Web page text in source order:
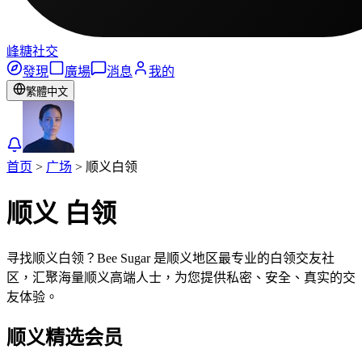
峰糖社交
發現
廣場 消息 我的
繁體中文
首页 > 广场 > 顺义 白领
顺义 白领
寻找顺义白领？Bee Sugar 是顺义地区最专业的白领交友社
区，汇聚海量顺义高端人士，为您提供私密、安全、真实的交
友体验。
顺义精选会员